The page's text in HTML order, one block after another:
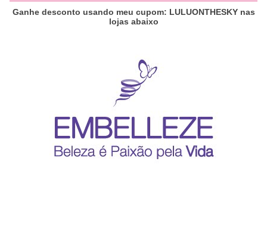
Ganhe desconto usando meu cupom: LULUONTHESKY nas
lojas abaixo